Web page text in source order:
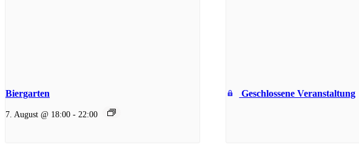
Biergarten
7. August @ 18:00 - 22:00
Geschlossene Veranstaltung